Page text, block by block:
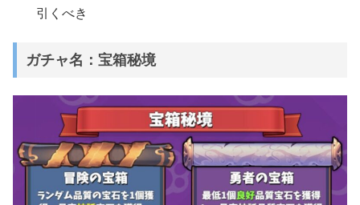
引くべき
ガチャ名：宝箱秘境